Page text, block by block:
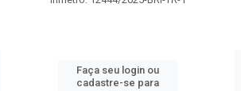
Faça seu login ou
cadastre-se para